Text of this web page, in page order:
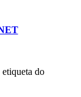
do